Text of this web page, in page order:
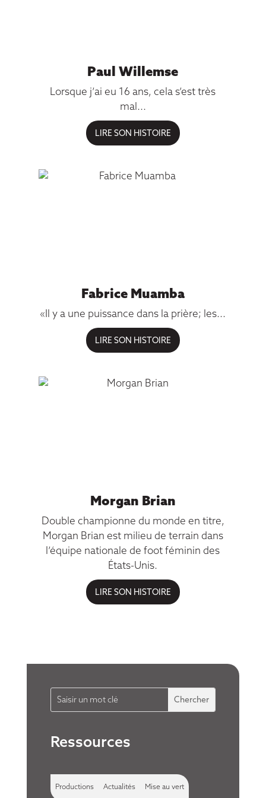
Paul Willemse
Lorsque j’ai eu 16 ans, cela s’est très
mal...
Fabrice Muamba
«Il y a une puissance dans la prière; les...
Morgan Brian
Double championne du monde en titre,
Morgan Brian est milieu de terrain dans
l’équipe nationale de foot féminin des
États-Unis.
Ressources
Productions Actualités Mise au vert